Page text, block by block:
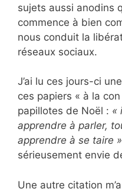
sujets aussi anodins
commence à bien
nous conduit la
réseaux sociaux.
J’ai lu ces jours-ci
ces papiers « à la
papillotes de Noël : «
apprendre à parler,
apprendre à se taire »
sérieusement envie
Une autre citation